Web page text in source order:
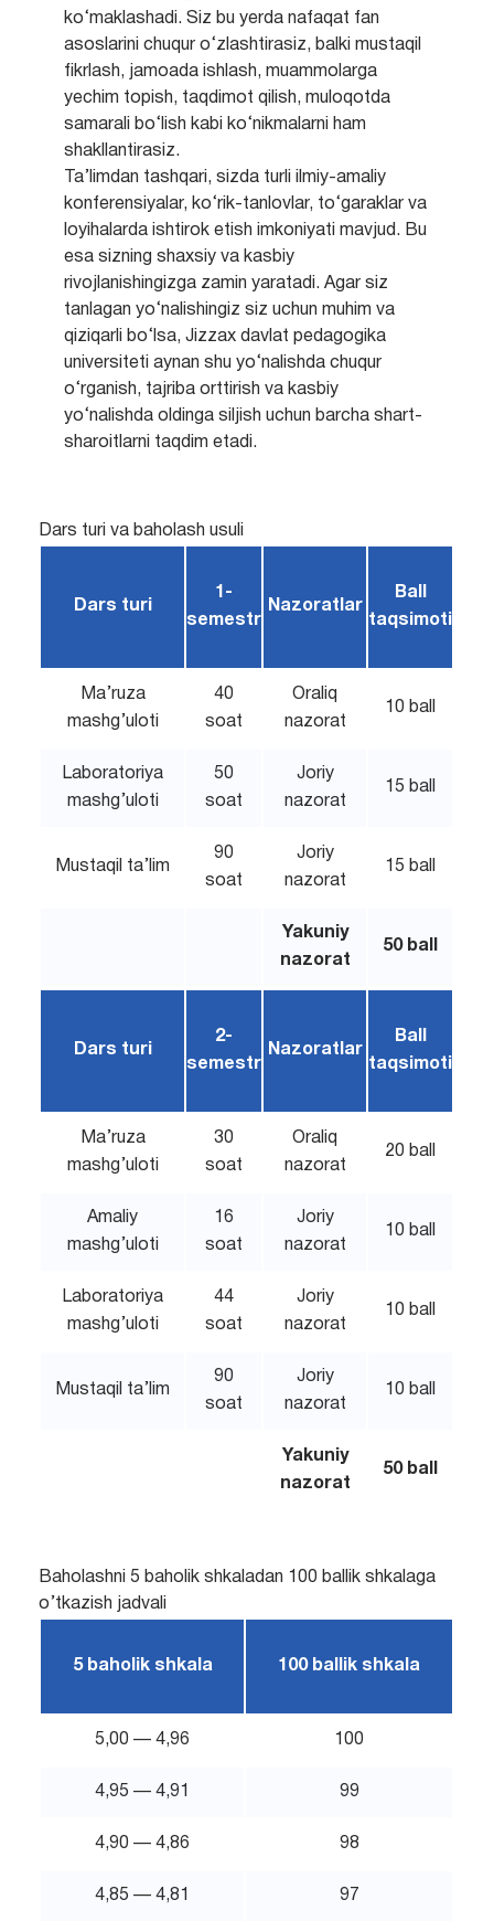
ko‘maklashadi. Siz bu yerda nafaqat fan
asoslarini chuqur o‘zlashtirasiz, balki mustaqil
fikrlash, jamoada ishlash, muammolarga
yechim topish, taqdimot qilish, muloqotda
samarali bo‘lish kabi ko‘nikmalarni ham
shakllantirasiz.
Ta’limdan tashqari, sizda turli ilmiy-amaliy
konferensiyalar, ko‘rik-tanlovlar, to‘garaklar va
loyihalarda ishtirok etish imkoniyati mavjud. Bu
esa sizning shaxsiy va kasbiy
rivojlanishingizga zamin yaratadi. Agar siz
tanlagan yo‘nalishingiz siz uchun muhim va
qiziqarli bo‘lsa, Jizzax davlat pedagogika
universiteti aynan shu yo‘nalishda chuqur
o‘rganish, tajriba orttirish va kasbiy
yo‘nalishda oldinga siljish uchun barcha shart-
sharoitlarni taqdim etadi.
Dars turi va baholash usuli
Dars turi
1-
semestr
Nazoratlar
Ball
taqsimoti
Ma’ruza
mashg’uloti
40
soat
Oraliq
nazorat
10 ball
Laboratoriya
mashg’uloti
50
soat
Joriy
nazorat
15 ball
Mustaqil ta’lim
90
soat
Joriy
nazorat
15 ball
Yakuniy
nazorat
50 ball
Dars turi
2-
semestr
Nazoratlar
Ball
taqsimoti
Ma’ruza
mashg’uloti
30
soat
Oraliq
nazorat
20 ball
Amaliy
mashg’uloti
16
soat
Joriy
nazorat
10 ball
Laboratoriya
mashg’uloti
44
soat
Joriy
nazorat
10 ball
Mustaqil ta’lim
90
soat
Joriy
nazorat
10 ball
Yakuniy
nazorat
50 ball
Baholashni 5 baholik shkaladan 100 ballik shkalaga
o’tkazish jadvali
5 baholik shkala 100 ballik shkala
5,00 — 4,96 100
4,95 — 4,91 99
4,90 — 4,86 98
4,85 — 4,81 97